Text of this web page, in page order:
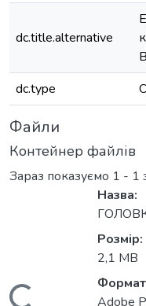
dc.title.alternative
dc.type
Файли
Контейнер файлів
Зараз показуємо 1 - 1
Назва:
Розмір:
2,1 MB
Adobe